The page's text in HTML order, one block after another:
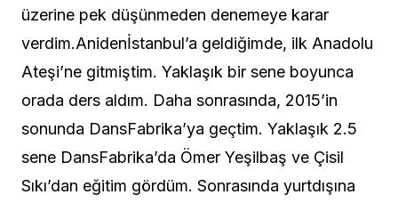
üzerine pek düşünmeden denemeye karar
verdim.Anidenİstanbul’a geldiğimde, ilk Anadolu
Ateşi’ne gitmiştim. Yaklaşık bir sene boyunca
orada ders aldım. Daha sonrasında, 2015’in
sonunda DansFabrika’ya geçtim. Yaklaşık 2.5
sene DansFabrika’da Ömer Yeşilbaş ve Çisil
Sıkı’dan eğitim gördüm. Sonrasında yurtdışına